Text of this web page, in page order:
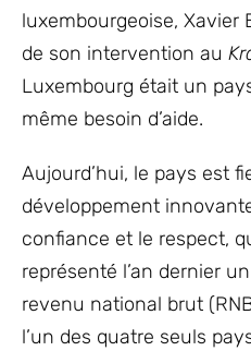
luxembourgeoise, Xavier
de son intervention au
Luxembourg était un
même besoin d’aide.
Aujourd’hui, le pays est
développement
confiance et le respect,
représenté l’an dernier
revenu national brut
l’un des quatre seuls